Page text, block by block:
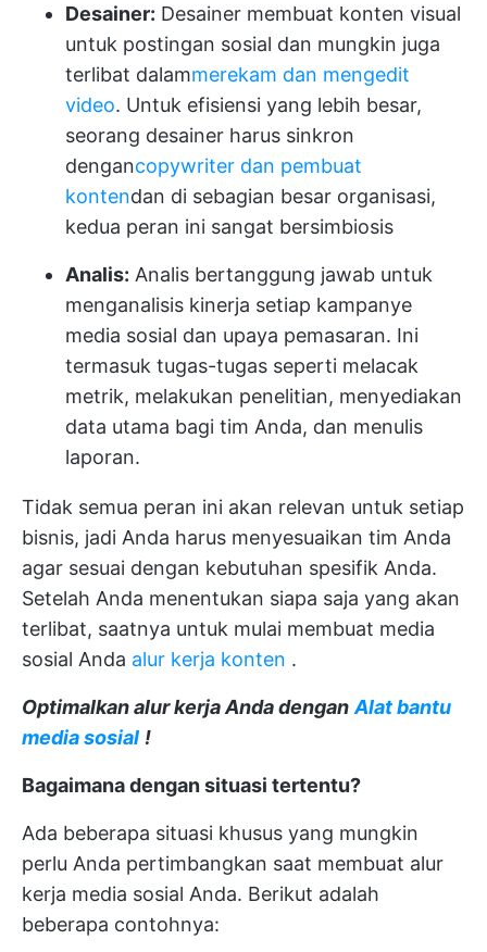
Desainer: Desainer membuat konten visual
untuk postingan sosial dan mungkin juga
terlibat dalammerekam dan mengedit
video. Untuk efisiensi yang lebih besar,
seorang desainer harus sinkron
dengancopywriter dan pembuat
kontendan di sebagian besar organisasi,
kedua peran ini sangat bersimbiosis
Analis: Analis bertanggung jawab untuk
menganalisis kinerja setiap kampanye
media sosial dan upaya pemasaran. Ini
termasuk tugas-tugas seperti melacak
metrik, melakukan penelitian, menyediakan
data utama bagi tim Anda, dan menulis
laporan.
Tidak semua peran ini akan relevan untuk setiap
bisnis, jadi Anda harus menyesuaikan tim Anda
agar sesuai dengan kebutuhan spesifik Anda.
Setelah Anda menentukan siapa saja yang akan
terlibat, saatnya untuk mulai membuat media
sosial Anda alur kerja konten .
Optimalkan alur kerja Anda dengan Alat bantu
media sosial !
Bagaimana dengan situasi tertentu?
Ada beberapa situasi khusus yang mungkin
perlu Anda pertimbangkan saat membuat alur
kerja media sosial Anda. Berikut adalah
beberapa contohnya: